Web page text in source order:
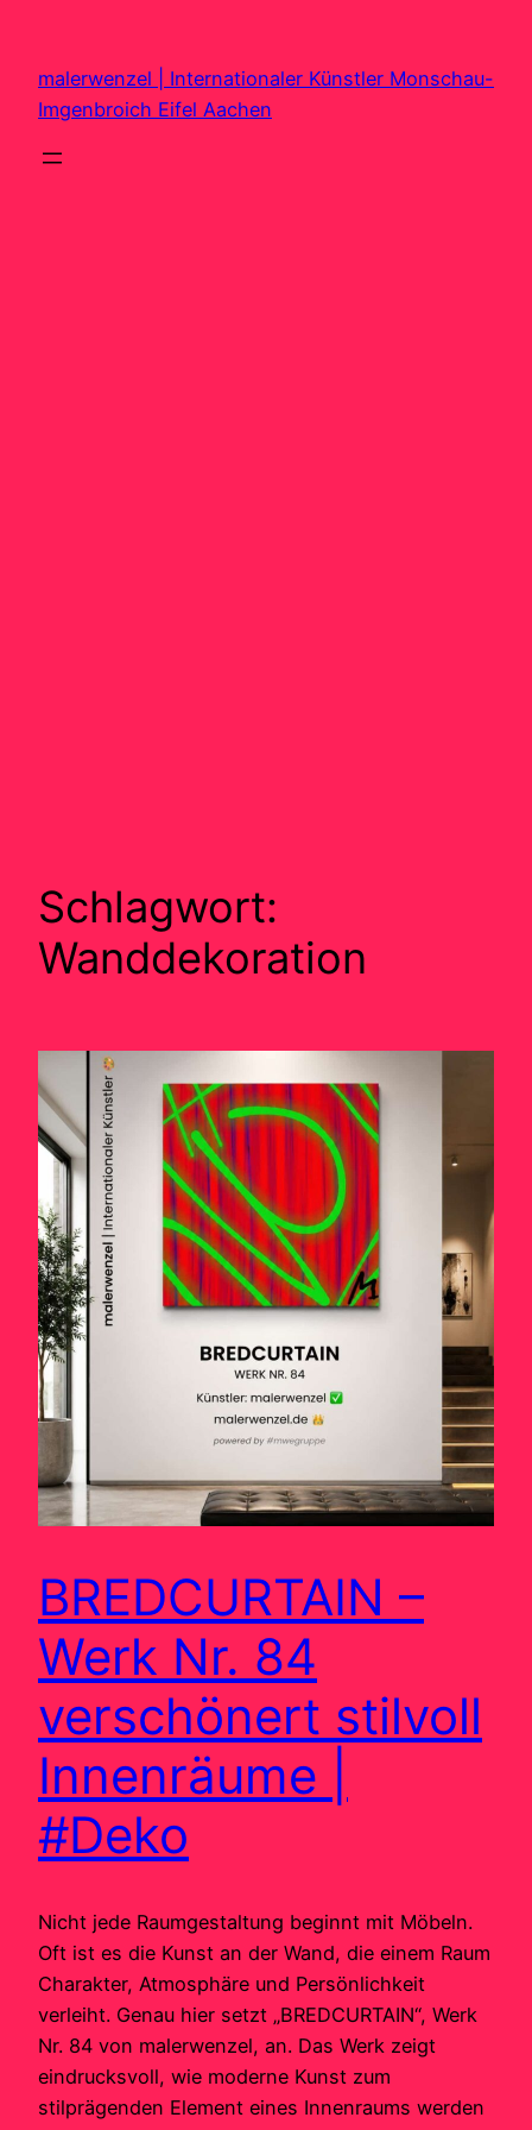
springen
malerwenzel | Internationaler Künstler Monschau-
Imgenbroich Eifel Aachen
Schlagwort:
Wanddekoration
BREDCURTAIN –
Werk Nr. 84
verschönert stilvoll
Innenräume |
#Deko
Nicht jede Raumgestaltung beginnt mit Möbeln.
Oft ist es die Kunst an der Wand, die einem Raum
Charakter, Atmosphäre und Persönlichkeit
verleiht. Genau hier setzt „BREDCURTAIN“, Werk
Nr. 84 von malerwenzel, an. Das Werk zeigt
eindrucksvoll, wie moderne Kunst zum
stilprägenden Element eines Innenraums werden